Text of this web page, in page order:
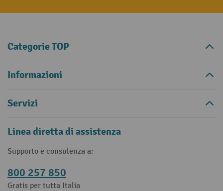
Categorie TOP
Informazioni
Servizi
Linea diretta di assistenza
Supporto e consulenza a:
800 257 850
Gratis per tutta Italia